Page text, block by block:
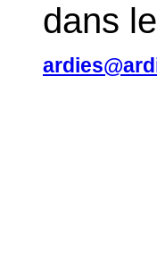
dans